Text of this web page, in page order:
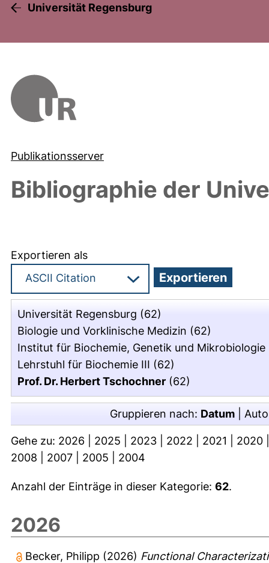
Universität Regensburg
Publikationsserver
Bibliographie der
Exportieren als
Universität Regensburg (62)
Biologie und Vorklinische Medizin (62)
Institut für Biochemie, Genetik und Mikrobiologie
Lehrstuhl für Biochemie III (62)
Prof. Dr. Herbert Tschochner (62)
Gruppieren nach: Datum
Gehe zu: 2026 2025 2023 2022 2021 2020
2008
2007 2005 2004
Anzahl der Einträge in dieser Kategorie: 62.
2026
Becker, Philipp (2026) Functional